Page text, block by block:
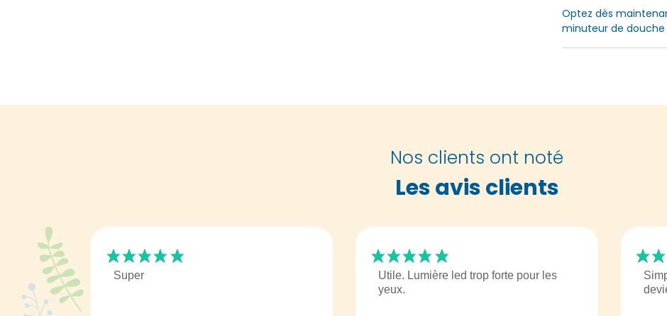
Optez dès
minuteur de douche
Nos clients ont noté
Les avis clients
Super
Utile. Lumière led trop forte pour les
yeux.